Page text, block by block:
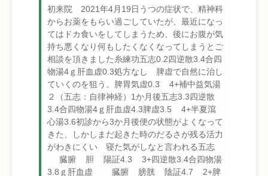
初来院 2021年4月19日うつの症状で、精神科
からお薬をもらい過ごしていたが、最近になっ
てはドカ食いをしてしまうため、後にお腹が気
持ち悪くなり何もしたくなくなってしまうとご
相談を頂きました糸練功五志0.2四逆散3.4合四
物湯4ｇ肝血虚0.3処方なし 脾虚で自然に治し
ていくのを狙う。脾胃気虚0.3 4+補中益気湯
２（五志：自律神経）1か月後五志3.3四逆散
3.4合四物湯4ｇ肝血虚4.3脾虚3.5 4+半夏瀉
心湯3.6初診から3か月後便の状態がよくなって
きた、しかしまだ起きた時のだるさが残る活力
がわきにくい 寝た気がしなと言われる五志
臓腑 胆 陽証4.3 3+四逆散3.4合四物湯
3.8ｇ肝血虚 臓腑 膀胱 陰証4.7 2+脾